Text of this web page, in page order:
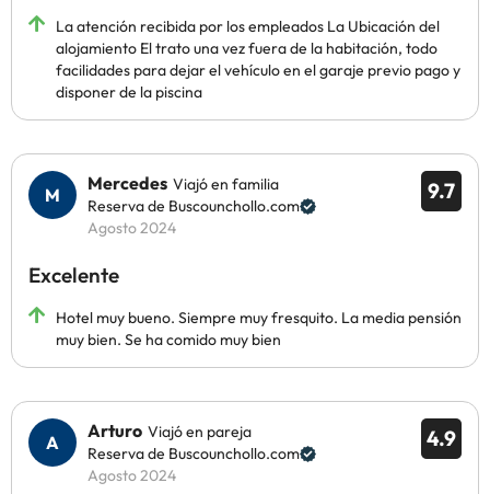
La atención recibida por los empleados La Ubicación del
alojamiento El trato una vez fuera de la habitación, todo
facilidades para dejar el vehículo en el garaje previo pago y
disponer de la piscina
9.7
Mercedes Viajó en familia
Reserva de Buscounchollo.com
Agosto 2024
Excelente
Hotel muy bueno. Siempre muy fresquito. La media pensión
muy bien. Se ha comido muy bien
4.9
Arturo Viajó en pareja
Reserva de Buscounchollo.com
Agosto 2024